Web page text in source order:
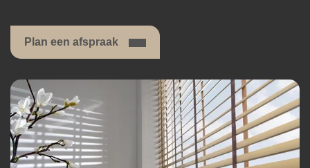
Plan een afspraak